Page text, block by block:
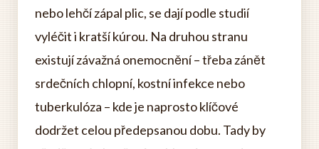
nebo lehčí zápal plic, se dají podle studií
vyléčit i kratší kúrou. Na druhou stranu
existují závažná onemocnění – třeba zánět
srdečních chlopní, kostní infekce nebo
tuberkulóza – kde je naprosto klíčové
dodržet celou předepsanou dobu. Tady by